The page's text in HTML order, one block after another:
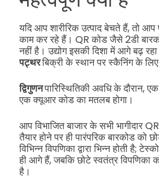
यदि आप शारीरिक उत्पाद बेचते हैं, तो
काम कर रहे हैं। QR कोड जैसे 2डी
नहीं है। उद्योग इसकी दिशा में आगे बढ़
पट्थरबिक्री के स्थान पर स्कैनिंग के
द्विगुणनपारिस्थितिकी अवधि के दौरान,
एक क्यूआर कोड का मतलब होगा।
आप विभाजित बाजार के सभी भागीदार
तैयार होने पर ही पारंपरिक बारकोड
विभिन्न विपणिका द्वारा भिन्न होती है;
ही आगे हैं, जबकि छोटे स्वतंत्र
है।